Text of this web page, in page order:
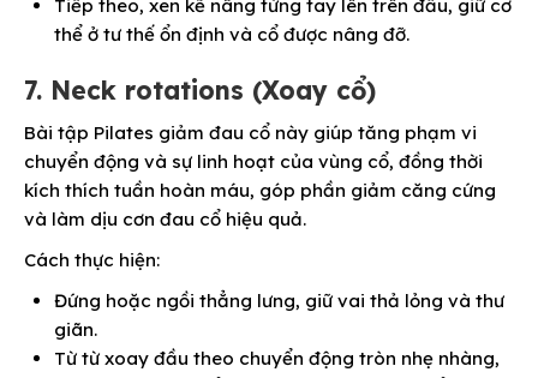
Tiếp theo, xen kẽ nâng từng tay lên trên đầu, giữ cơ
thể ở tư thế ổn định và cổ được nâng đỡ.
7. Neck rotations (Xoay cổ)
Bài tập Pilates giảm đau cổ này giúp tăng phạm vi
chuyển động và sự linh hoạt của vùng cổ, đồng thời
kích thích tuần hoàn máu, góp phần giảm căng cứng
và làm dịu cơn đau cổ hiệu quả.
Cách thực hiện:
Đứng hoặc ngồi thẳng lưng, giữ vai thả lỏng và thư
giãn.
Từ từ xoay đầu theo chuyển động tròn nhẹ nhàng,